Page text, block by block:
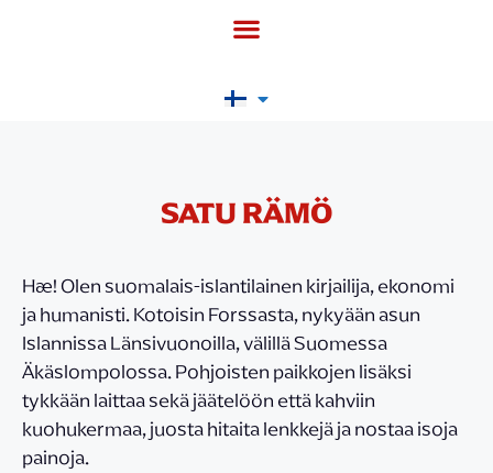
SATU RÄMÖ
Hæ! Olen suomalais-islantilainen kirjailija, ekonomi
ja humanisti. Kotoisin Forssasta, nykyään asun
Islannissa Länsivuonoilla, välillä Suomessa
Äkäslompolossa. Pohjoisten paikkojen lisäksi
tykkään laittaa sekä jäätelöön että kahviin
kuohukermaa, juosta hitaita lenkkejä ja nostaa isoja
painoja.